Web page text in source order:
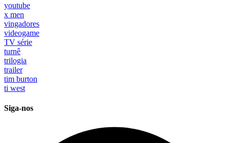
youtube
x men
vingadores
videogame
TV série
turnê
trilogia
trailer
tim burton
ti west
Siga-nos